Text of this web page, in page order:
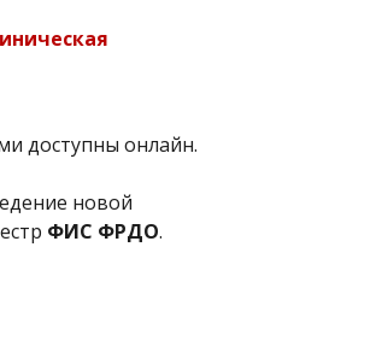
доступны онлайн.
новой
ФИС ФРДО.